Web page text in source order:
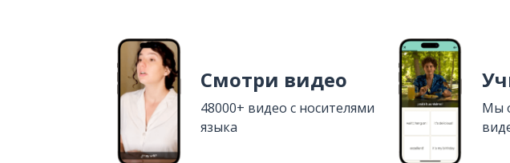
Смотри видео
48000+ видео с носителями
языка
Мы